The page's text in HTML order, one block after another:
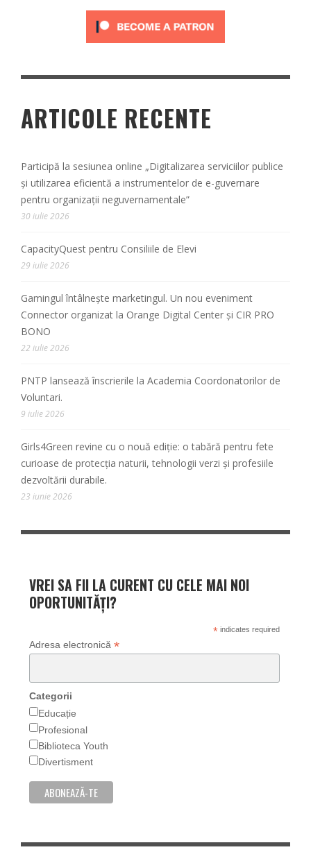
ARTICOLE RECENTE
Participă la sesiunea online „Digitalizarea serviciilor publice
și utilizarea eficientă a instrumentelor de e-guvernare
pentru organizații neguvernamentale”
30 iulie 2026
CapacityQuest pentru Consiliile de Elevi
29 iulie 2026
Gamingul întâlnește marketingul. Un nou eveniment
Connector organizat la Orange Digital Center și CIR PRO
BONO
22 iulie 2026
PNTP lansează înscrierile la Academia Coordonatorilor de
Voluntari.
9 iulie 2026
Girls4Green revine cu o nouă ediție: o tabără pentru fete
curioase de protecția naturii, tehnologii verzi și profesiile
dezvoltării durabile.
23 iunie 2026
VREI SA FII LA CURENT CU CELE MAI NOI
OPORTUNITĂȚI?
*indicates required
Adresa electronică *
Categorii
Educație
Profesional
Biblioteca Youth
Divertisment